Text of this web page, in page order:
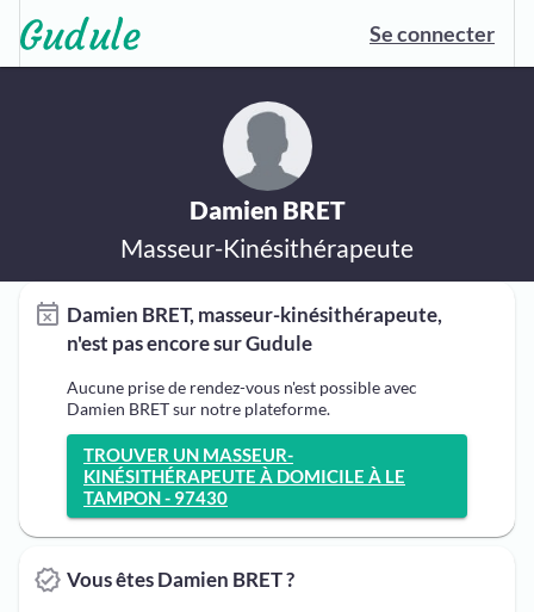
Se connecter
Damien BRET
Masseur-Kinésithérapeute
Damien BRET, masseur-kinésithérapeute,
n'est pas encore sur Gudule
Aucune prise de rendez-vous n'est possible avec
Damien BRET sur notre plateforme.
TROUVER UN MASSEUR-
KINÉSITHÉRAPEUTE À DOMICILE À LE
TAMPON - 97430
Vous êtes Damien BRET ?